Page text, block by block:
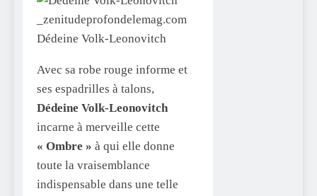
Dédeine Volk-Leonovitch
Avec sa robe rouge informe et
ses espadrilles à talons,
Dédeine Volk-Leonovitch
incarne à merveille cette
« Ombre » à qui elle donne
toute la vraisemblance
indispensable dans une telle